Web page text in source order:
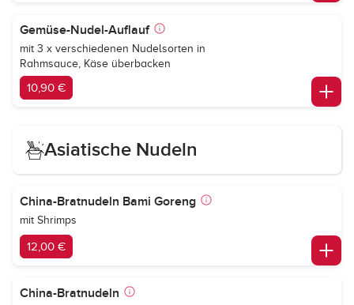
Gemüse-Nudel-Auflauf
mit 3 x verschiedenen Nudelsorten in
Rahmsauce, Käse überbacken
10,90 €
Asiatische Nudeln
China-Bratnudeln Bami Goreng
mit Shrimps
12,00 €
China-Bratnudeln